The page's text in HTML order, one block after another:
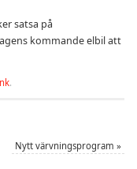
satsa på
kommande elbil att
.
Nytt värvningsprogram »